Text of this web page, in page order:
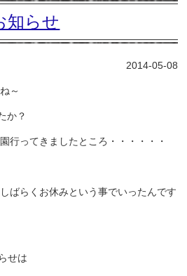
知らせ
2014-05-08
～
か？
行ってきましたところ・・・・・・
ばらくお休みという事でいったんです
せは